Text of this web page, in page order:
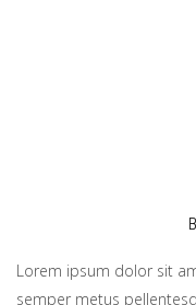
Lorem ipsum dolor sit
semper metus